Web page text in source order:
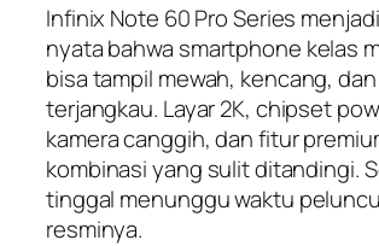
Infinix Note 60 Pro Series
nyata bahwa smartphone kelas
bisa tampil mewah, kencang,
terjangkau. Layar 2K, chipset
kamera canggih, dan fitur
kombinasi yang sulit ditandingi.
tinggal menunggu waktu
resminya.